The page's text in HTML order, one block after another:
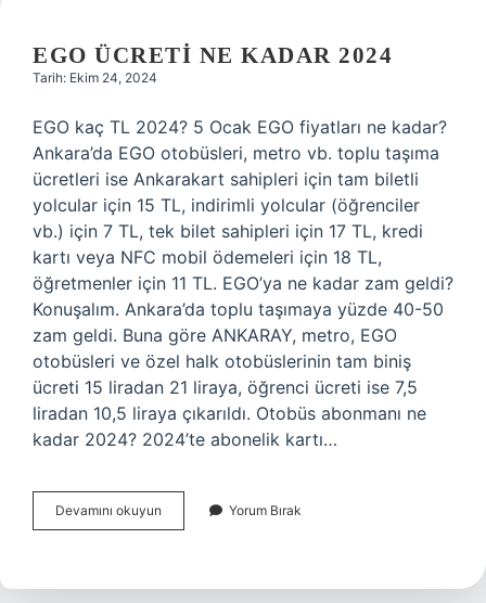
EGO ÜCRETI NE KADAR 2024
Tarih: Ekim 24, 2024
EGO kaç TL 2024? 5 Ocak EGO fiyatları ne kadar?
Ankara’da EGO otobüsleri, metro vb. toplu taşıma
ücretleri ise Ankarakart sahipleri için tam biletli
yolcular için 15 TL, indirimli yolcular (öğrenciler
vb.) için 7 TL, tek bilet sahipleri için 17 TL, kredi
kartı veya NFC mobil ödemeleri için 18 TL,
öğretmenler için 11 TL. EGO’ya ne kadar zam geldi?
Konuşalım. Ankara’da toplu taşımaya yüzde 40-50
zam geldi. Buna göre ANKARAY, metro, EGO
otobüsleri ve özel halk otobüslerinin tam biniş
ücreti 15 liradan 21 liraya, öğrenci ücreti ise 7,5
liradan 10,5 liraya çıkarıldı. Otobüs abonmanı ne
kadar 2024? 2024’te abonelik kartı…
Devamını okuyun
Ücreti
2024
Yorum Bırak